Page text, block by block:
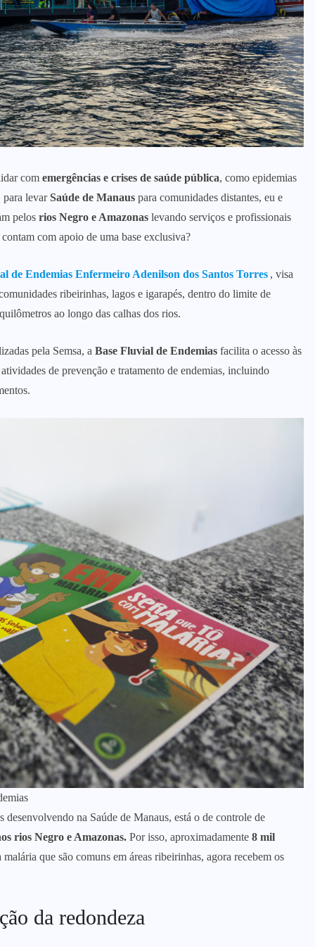
com emergências e crises de saúde pública, como epidemias
para levarSaúde de Manaus para comunidades distantes, eu e
pelos rios Negro e Amazonas levando serviços e profissionais
com apoio de uma base exclusiva?
de Endemias Enfermeiro Adenilson dos Santos Torres , visa
ribeirinhas, lagos e igarapés, dentro do limite de
ao longo das calhas dos rios.
pela Semsa, a Base Fluvial de Endemias facilita o acesso às
de prevenção e tratamento de endemias, incluindo
desenvolvendo na Saúde de Manaus, está o de controle de
rios Negro e Amazonas. Por isso, aproximadamente 8 mil
que são comuns em áreas ribeirinhas, agora recebem os
da redondeza